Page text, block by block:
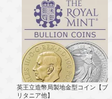
英王立造幣局製地金型コイン【ブ
リタニア他】